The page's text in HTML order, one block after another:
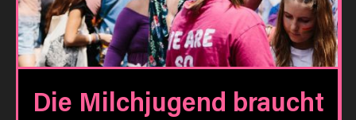
Die Milchjugend braucht